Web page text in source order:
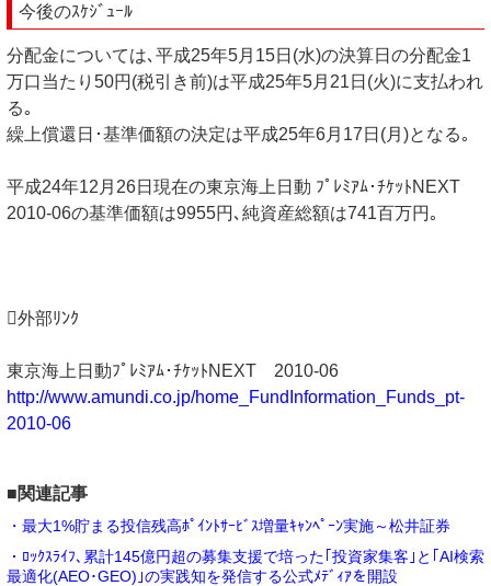
今後のｽｹｼﾞｭｰﾙ
分配金については､平成25年5月15日(水)の決算日の分配金1
万口当たり50円(税引き前)は平成25年5月21日(火)に支払われ
る｡
繰上償還日･基準価額の決定は平成25年6月17日(月)となる｡
平成24年12月26日現在の東京海上日動 ﾌﾟﾚﾐｱﾑ･ﾁｹｯﾄNEXT
2010-06の基準価額は9955円､純資産総額は741百万円｡
外部ﾘﾝｸ
東京海上日動ﾌﾟﾚﾐｱﾑ･ﾁｹｯﾄNEXT 2010-06
http://www.amundi.co.jp/home_FundInformation_Funds_pt-
2010-06
■関連記事
・最大1%貯まる投信残高ﾎﾟｲﾝﾄｻｰﾋﾞｽ増量ｷｬﾝﾍﾟｰﾝ実施～松井証券
・ﾛｯｸｽﾗｲﾌ､累計145億円超の募集支援で培った｢投資家集客｣と｢AI検索
最適化(AEO･GEO)｣の実践知を発信する公式ﾒﾃﾞｨｱを開設